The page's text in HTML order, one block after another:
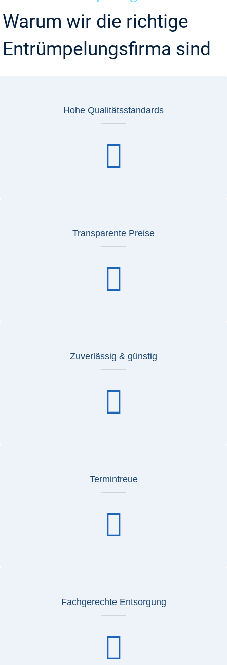
Warum wir die richtige
Entrümpelungsfirma sind
Hohe Qualitätsstandards
Transparente Preise
Zuverlässig & günstig
Termintreue
Fachgerechte Entsorgung